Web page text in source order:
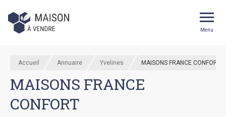
Menu
Accueil Annuaire Yvelines MAISONS FRANCE CONFORT
MAISONS FRANCE
CONFORT